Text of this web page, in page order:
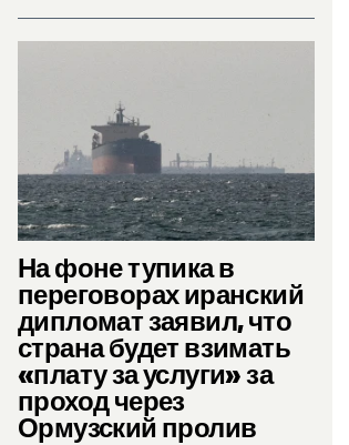
На фоне тупика в
переговорах иранский
дипломат заявил, что
страна будет взимать
«плату за услуги» за
проход через
Ормузский пролив